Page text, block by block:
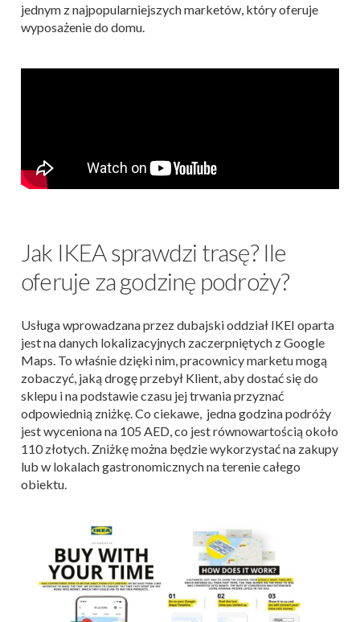
jednym z najpopularniejszych marketów, który oferuje
wyposażenie do domu.
Jak IKEA sprawdzi trasę? Ile
oferuje za godzinę podroży?
Usługa wprowadzana przez dubajski oddział IKEI oparta
jest na danych lokalizacyjnych zaczerpniętych z Google
Maps. To właśnie dzięki nim, pracownicy marketu mogą
zobaczyć, jaką drogę przebył Klient, aby dostać się do
sklepu i na podstawie czasu jej trwania przyznać
odpowiednią zniżkę. Co ciekawe, jedna godzina podróży
jest wyceniona na 105 AED, co jest równowartością około
110 złotych. Zniżkę można będzie wykorzystać na zakupy
lub w lokalach gastronomicznych na terenie całego
obiektu.